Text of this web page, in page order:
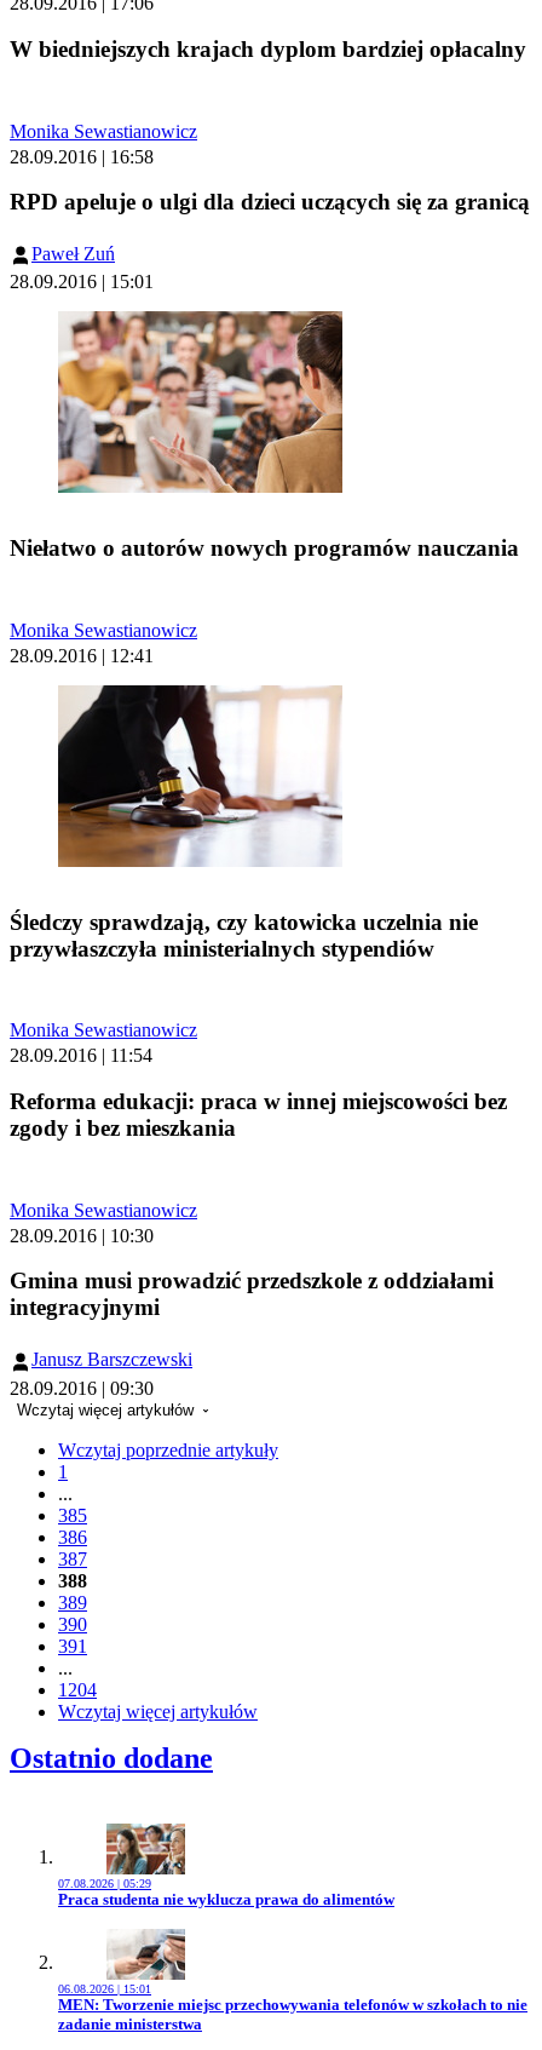
W biedniejszych krajach dyplom bardziej opłacalny
Monika Sewastianowicz
28.09.2016 | 16:58
RPD apeluje o ulgi dla dzieci uczących się za granicą
Paweł Zuń
28.09.2016 | 15:01
Niełatwo o autorów nowych programów nauczania
Monika Sewastianowicz
28.09.2016 | 12:41
Śledczy sprawdzają, czy katowicka uczelnia nie
przywłaszczyła ministerialnych stypendiów
Monika Sewastianowicz
28.09.2016 | 11:54
Reforma edukacji: praca w innej miejscowości bez
zgody i bez mieszkania
Monika Sewastianowicz
28.09.2016 | 10:30
Gmina musi prowadzić przedszkole z oddziałami
integracyjnymi
Janusz Barszczewski
28.09.2016 | 09:30
Wczytaj więcej artykułów
Wczytaj poprzednie artykuły
1
...
385
386
387
388
389
390
391
...
1204
Wczytaj więcej artykułów
Ostatnio dodane
07.08.2026 | 05:29
Przejdź do artykułu:
Praca studenta nie wyklucza prawa do alimentów
06.08.2026 | 15:01
Przejdź do artykułu:
MEN: Tworzenie miejsc przechowywania telefonów w szkołach to nie
zadanie ministerstwa